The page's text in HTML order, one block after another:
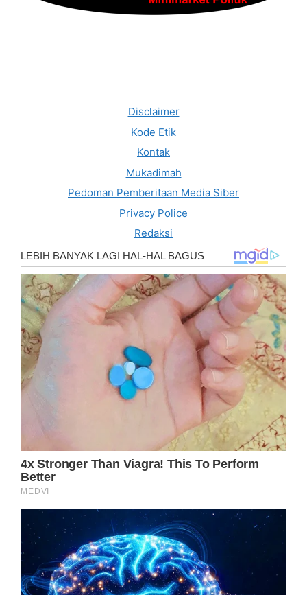
Disclaimer
Kode Etik
Kontak
Mukadimah
Pedoman Pemberitaan Media Siber
Privacy Police
Redaksi